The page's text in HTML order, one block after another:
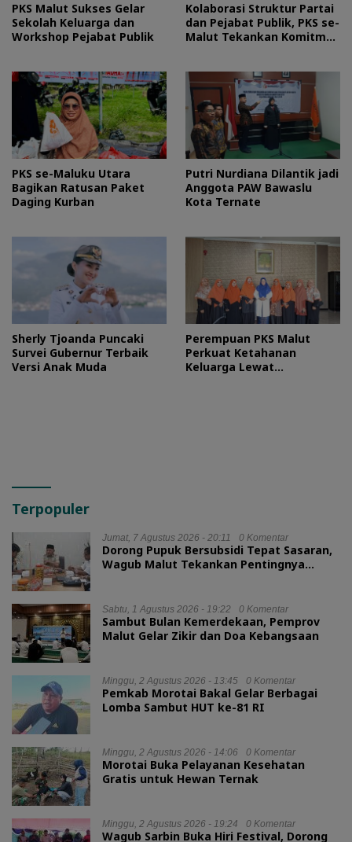
PKS Malut Sukses Gelar
Sekolah Keluarga dan
Workshop Pejabat Publik
Kolaborasi Struktur Partai
dan Pejabat Publik, PKS se-
Malut Tekankan Komitmen
PKS se-Maluku Utara
Bagikan Ratusan Paket
Daging Kurban
Putri Nurdiana Dilantik jadi
Anggota PAW Bawaslu
Kota Ternate
Sherly Tjoanda Puncaki
Survei Gubernur Terbaik
Versi Anak Muda
Perempuan PKS Malut
Perkuat Ketahanan
Keluarga Lewat
Terpopuler
Jumat, 7 Agustus 2026 - 20:11 0 Komentar
Dorong Pupuk Bersubsidi Tepat Sasaran,
Wagub Malut Tekankan Pentingnya
Sabtu, 1 Agustus 2026 - 19:22 0 Komentar
Sambut Bulan Kemerdekaan, Pemprov
Malut Gelar Zikir dan Doa Kebangsaan
Minggu, 2 Agustus 2026 - 13:45 0 Komentar
Pemkab Morotai Bakal Gelar Berbagai
Lomba Sambut HUT ke-81 RI
Minggu, 2 Agustus 2026 - 14:06 0 Komentar
Morotai Buka Pelayanan Kesehatan
Gratis untuk Hewan Ternak
Minggu, 2 Agustus 2026 - 19:24 0 Komentar
Wagub Sarbin Buka Hiri Festival, Dorong